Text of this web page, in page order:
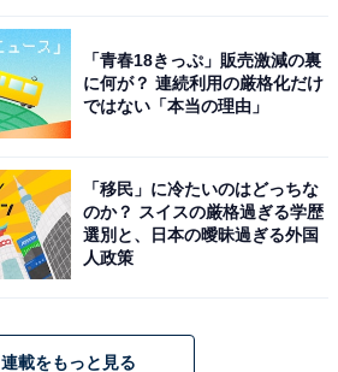
「青春18きっぷ」販売激減の裏
に何が？ 連続利用の厳格化だけ
ではない「本当の理由」
「移民」に冷たいのはどっちな
のか？ スイスの厳格過ぎる学歴
選別と、日本の曖昧過ぎる外国
人政策
連載をもっと見る